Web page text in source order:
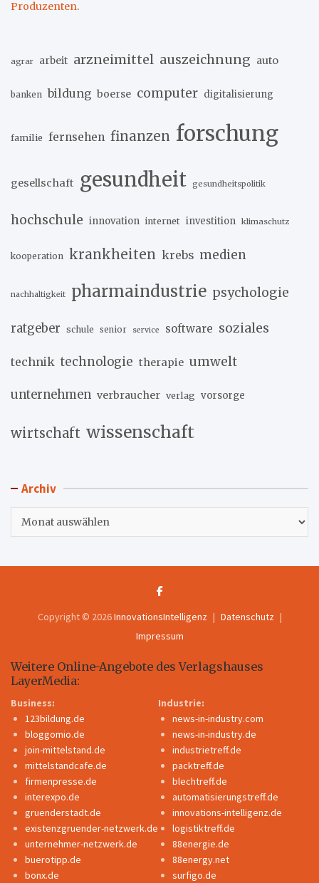
Produzenten.
agrar arbeit arzneimittel auszeichnung auto
banken bildung boerse computer digitalisierung
familie fernsehen finanzen forschung
gesellschaft gesundheit gesundheitspolitik
hochschule innovation internet investition klimaschutz
kooperation krankheiten krebs medien
nachhaltigkeit pharmaindustrie psychologie
ratgeber schule senior service software soziales
technik technologie therapie umwelt
unternehmen verbraucher verlag vorsorge
wirtschaft wissenschaft
Archiv
Copyright © 2026InnovationsIntelligenz
Datenschutz
Impressum
Weitere Online-Angebote des Verlagshauses
LayerMedia:
Business:
123bildung.de
bloggomio.de
join-mittelstand.de
mittelstandcafe.de
firmenpresse.de
interexpo.de
gruenderstadt.de
existenzgruender-netzwerk.de
unternehmer-netzwerk.de
buerotipp.de
bonx.de
Industrie:
news-in-industry.com
news-in-industry.de
industrietreff.de
packtreff.de
blechtreff.de
automatisierungstreff.de
innovations-intelligenz.de
logistiktreff.de
88energie.de
88energy.net
surfigo.de